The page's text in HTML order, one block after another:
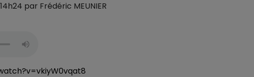
par Frédéric MEUNIER